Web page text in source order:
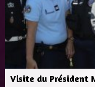
Visite du Président